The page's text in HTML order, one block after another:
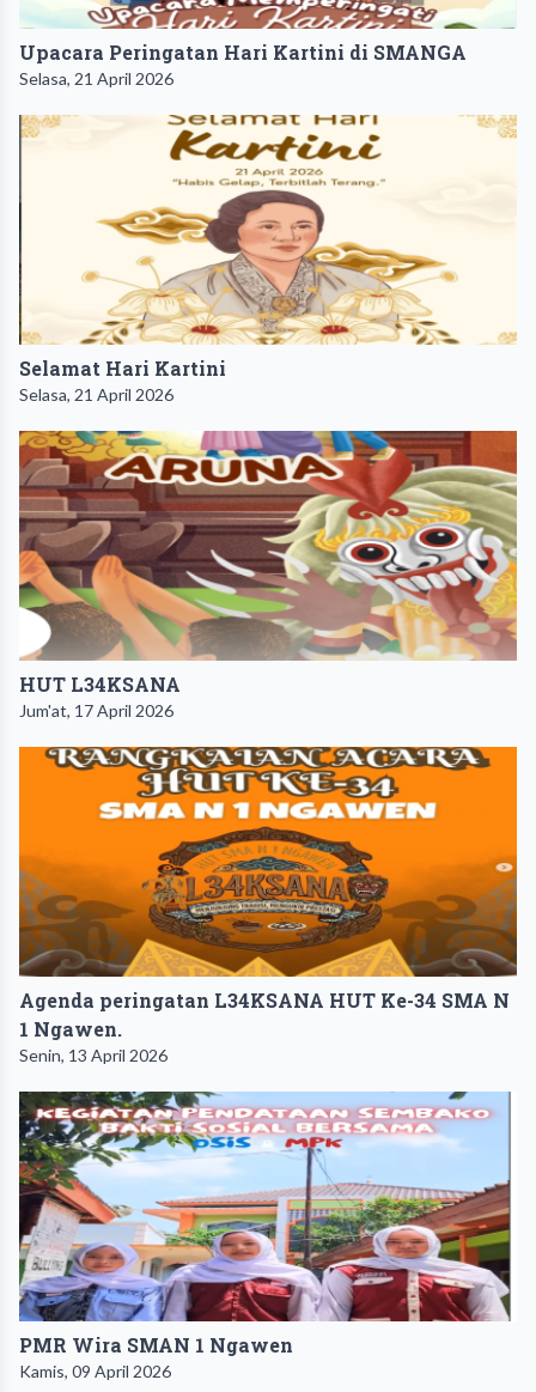
Upacara Peringatan Hari Kartini di SMANGA
Selasa, 21 April 2026
​Selamat Hari Kartini
Selasa, 21 April 2026
HUT L34KSANA
Jum'at, 17 April 2026
Agenda peringatan L34KSANA HUT Ke-34 SMA N
1 Ngawen.
Senin, 13 April 2026
PMR Wira SMAN 1 Ngawen
Kamis, 09 April 2026